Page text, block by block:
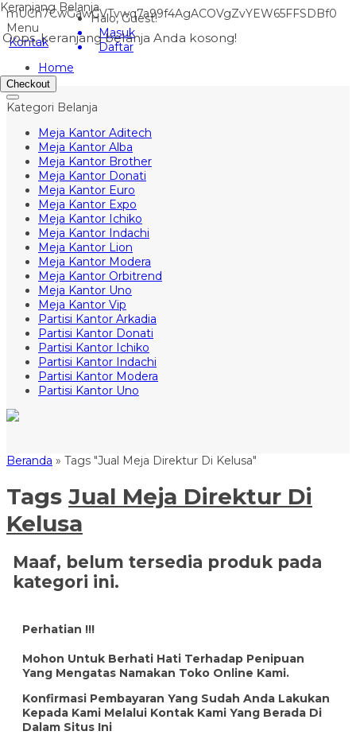
mUCn7CwGawCVTvwq7a99f4AgACOVgZvYEW65FFSDBf0
Menu
Kontak
Home
Kategori Belanja
Meja Kantor Aditech
Meja Kantor Alba
Meja Kantor Brother
Meja Kantor Donati
Meja Kantor Euro
Meja Kantor Expo
Meja Kantor Ichiko
Meja Kantor Indachi
Meja Kantor Lion
Meja Kantor Modera
Meja Kantor Orbitrend
Meja Kantor Uno
Meja Kantor Vip
Partisi Kantor Arkadia
Partisi Kantor Donati
Partisi Kantor Ichiko
Partisi Kantor Indachi
Partisi Kantor Modera
Partisi Kantor Uno
Halo, Guest!
Masuk
Daftar
Keranjang Belanja
Oops, keranjang belanja Anda kosong!
Checkout
Beranda » Tags "Jual Meja Direktur Di Kelusa"
Tags Jual Meja Direktur Di
Kelusa
Maaf, belum tersedia produk pada
kategori ini.
Perhatian !!!
Mohon Untuk Berhati Hati Terhadap Penipuan
Yang Mengatas Namakan Toko Online Kami.
Konfirmasi Pembayaran Yang Sudah Anda Lakukan
Kepada Kami Melalui Kontak Kami Yang Berada Di
Dalam Situs Ini